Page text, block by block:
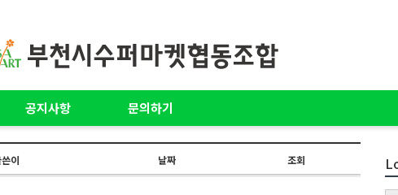
공지사항 문의하기
이 날짜 조회